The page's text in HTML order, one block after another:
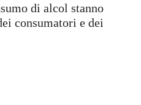
di alcol stanno
consumatori e dei